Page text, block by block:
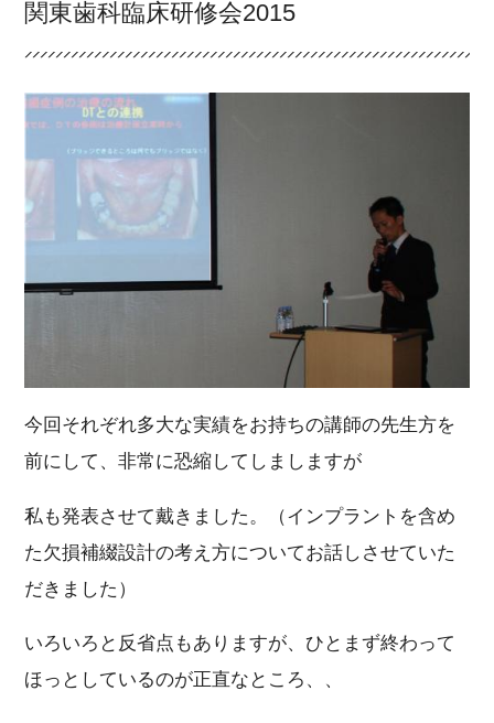
関東歯科臨床研修会2015
今回それぞれ多大な実績をお持ちの講師の先生方を
前にして、非常に恐縮してしましますが
私も発表させて戴きました。（インプラントを含め
た欠損補綴設計の考え方についてお話しさせていた
だきました）
いろいろと反省点もありますが、ひとまず終わって
ほっとしているのが正直なところ、、